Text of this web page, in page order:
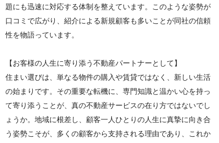
題にも迅速に対応する体制を整えています。このような姿勢が
口コミで広がり、紹介による新規顧客も多いことが同社の信頼
性を物語っています。
【お客様の人生に寄り添う不動産パートナーとして】
住まい選びは、単なる物件の購入や賃貸ではなく、新しい生活
の始まりです。その重要な転機に、専門知識と温かい心を持っ
て寄り添うことが、真の不動産サービスの在り方ではないでし
ょうか。地域に根差し、顧客一人ひとりの人生に真摯に向き合
う姿勢こそが、多くの顧客から支持される理由であり、これか